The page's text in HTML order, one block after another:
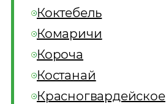
Коктебель
Комаричи
Короча
Костанай
Красногвардейское